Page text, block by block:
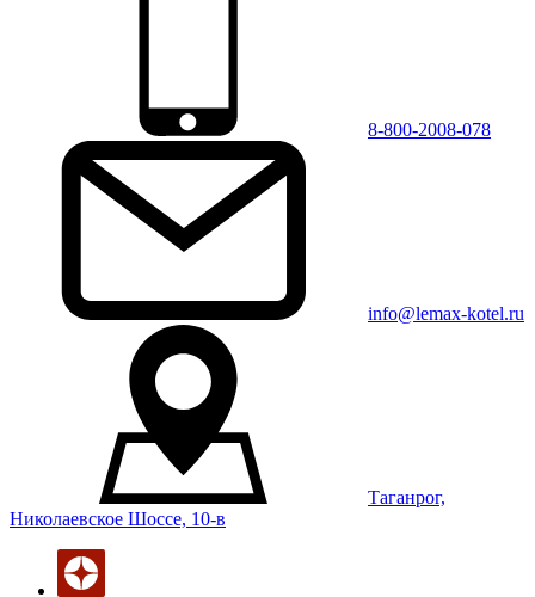
8-800-2008-078
info@lemax-kotel.ru
Таганрог,
Николаевское Шоссе, 10-в